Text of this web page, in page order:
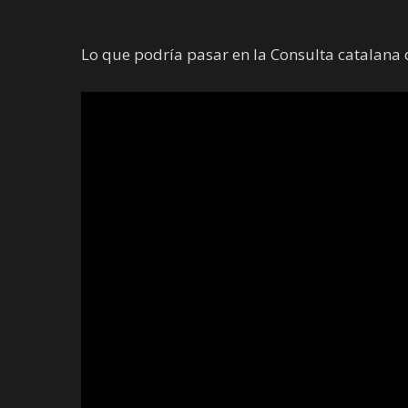
Lo que podría pasar en la Consulta catalana